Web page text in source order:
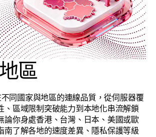
區
同國家與地區的連線品質，從伺服器覆
、區域限制突破能力到本地化串流解鎖
論你身處香港、台灣、日本、美國或歐
南了解各地的速度差異、隱私保護等級